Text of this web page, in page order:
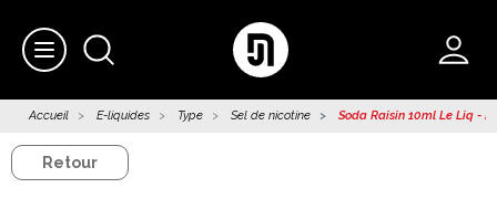
Accueil E-liquides Type Sel de nicotine Soda Raisin 10ml Le Liq -
Retour